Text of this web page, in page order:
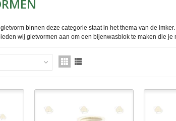
binnen deze categorie staat in het thema van de
wij gietvormen aan om een bijenwasblok te maken die je